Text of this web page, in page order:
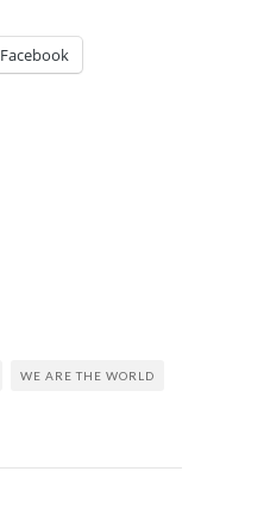
Facebook
WE ARE THE WORLD